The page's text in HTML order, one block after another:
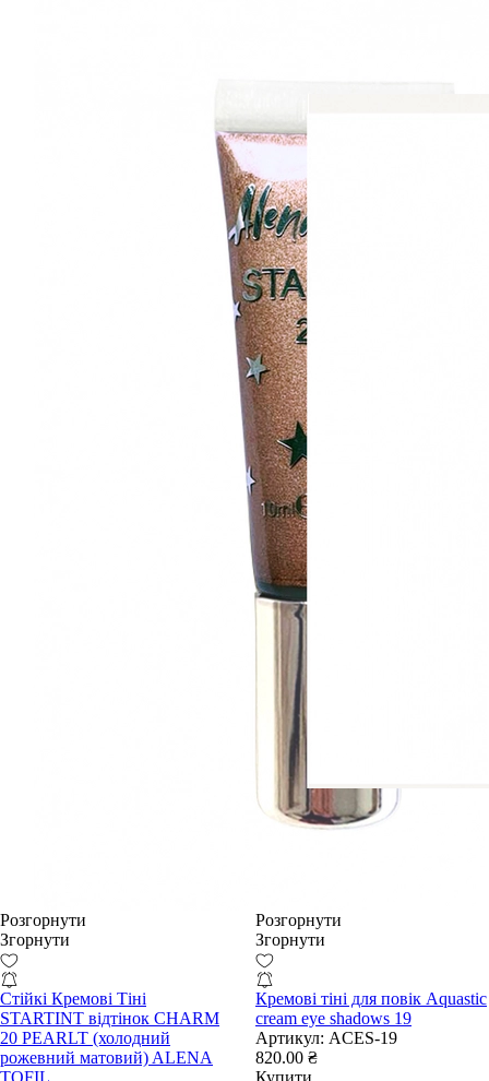
Розгорнути
Згорнути
Стійкі Кремові Тіні
STARTINT відтінок CHARM
20 PEARLT (холодний
рожевний матовий) ALENA
TOFIL
Розгорнути
Згорнути
Кремові тіні для повік Aquastic
cream eye shadows 19
Артикул: ACES-19
820.00 ₴
Купити